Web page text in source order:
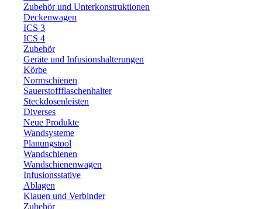
Zubehör und Unterkonstruktionen
Deckenwagen
ICS 3
ICS 4
Zubehör
Geräte und Infusionshalterungen
Körbe
Normschienen
Sauerstoffflaschenhalter
Steckdosenleisten
Diverses
Neue Produkte
Wandsysteme
Planungstool
Wandschienen
Wandschienenwagen
Infusionsstative
Ablagen
Klauen und Verbinder
Zubehör